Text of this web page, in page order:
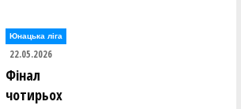
Юнацька ліга
22.05.2026
Фінал
чотирьох